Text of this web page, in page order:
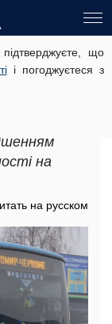
що
і погоджуєтеся з
на
на русском